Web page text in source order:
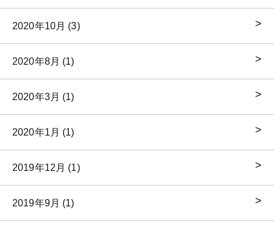
2020年10月 (3)
2020年8月 (1)
2020年3月 (1)
2020年1月 (1)
2019年12月 (1)
2019年9月 (1)